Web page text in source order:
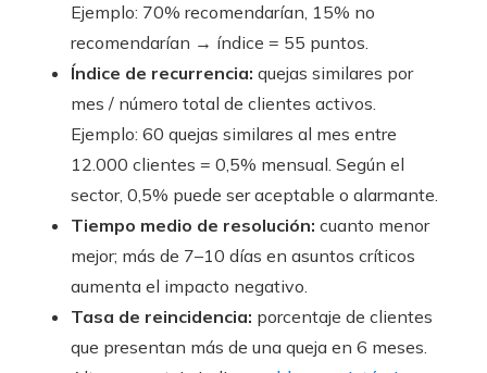
Ejemplo: 70% recomendarían, 15% no
recomendarían → índice = 55 puntos.
Índice de recurrencia: quejas similares por
mes / número total de clientes activos.
Ejemplo: 60 quejas similares al mes entre
12.000 clientes = 0,5% mensual. Según el
sector, 0,5% puede ser aceptable o alarmante.
Tiempo medio de resolución: cuanto menor
mejor; más de 7–10 días en asuntos críticos
aumenta el impacto negativo.
Tasa de reincidencia: porcentaje de clientes
que presentan más de una queja en 6 meses.